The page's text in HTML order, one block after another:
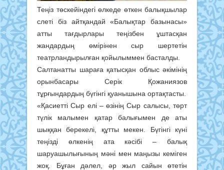
Теңіз төскейіндегі өлкеде өткен балықшылар
слеті біз айтқандай «Балықтар базынасы»
атты тағдырлары теңізбен ұштасқан
жандардың өмірінен сыр шертетін
театрландырылған қойылыммен басталды.
Салтанатты шараға қатысқан облыс әкімінің
орынбасары Серік Қожаниязов
тұрғындардың бүгінгі қуанышына ортақтасты.
«Қасиетті Сыр елі – өзінің Сыр салысы, төрт
түлік малымен қатар балығымен де аты
шыққан берекелі, құтты мекен. Бүгінгі күні
теңізді өлкенің ата кәсібі – балық
шаруашылығының мәні мен маңызы кеміген
жоқ. Бұған дәлел, әр жыл сайын өтетін